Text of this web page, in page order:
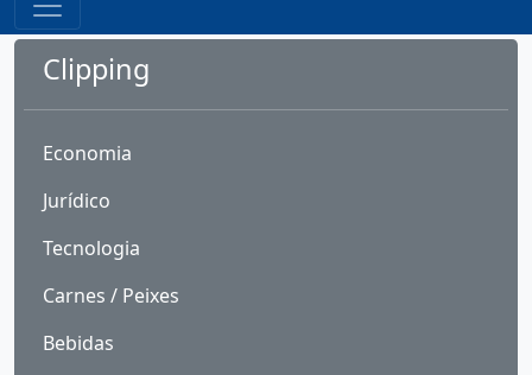
Clipping
Economia
Jurídico
Tecnologia
Carnes / Peixes
Bebidas